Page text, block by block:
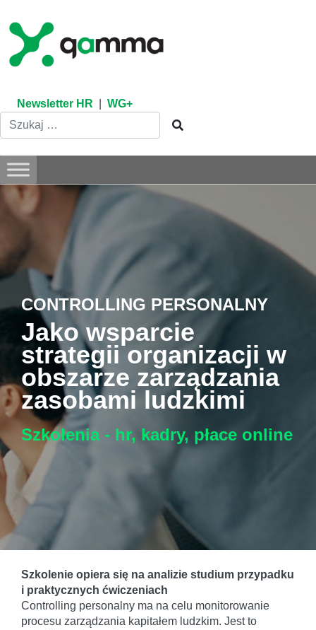
content
Newsletter HR WG+
CONTROLLING PERSONALNY
Jako wsparcie
strategii organizacji w
obszarze zarządzania
zasobami ludzkimi
Szkolenia - hr, kadry, płace online
Szkolenie opiera się na analizie studium przypadku
i praktycznych ćwiczeniach
Controlling personalny ma na celu monitorowanie
procesu zarządzania kapitałem ludzkim. Jest to